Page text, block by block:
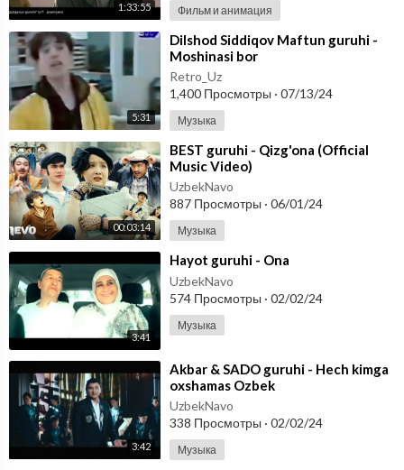
1:33:55 Фильм и анимация
5:31
⁣Dilshod Siddiqov Maftun guruhi -
Moshinasi bor
Retro_Uz
1,400 Просмотры · 07/13/24
Музыка
00:03:14
⁣BEST guruhi - Qizg'ona (Official
Music Video)
UzbekNavo
887 Просмотры · 06/01/24
Музыка
3:41
⁣Hayot guruhi - Ona
UzbekNavo
574 Просмотры · 02/02/24
Музыка
3:42
⁣Akbar & SADO guruhi - Hech kimga
oxshamas Ozbek
UzbekNavo
338 Просмотры · 02/02/24
Музыка